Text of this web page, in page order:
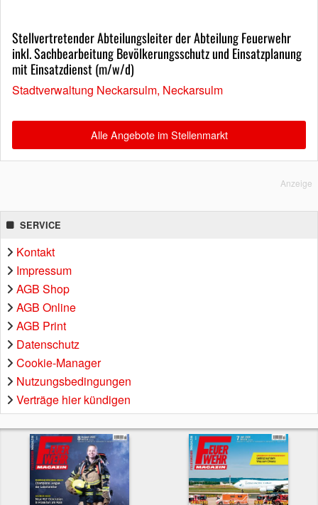
Stellvertretender Abteilungsleiter der Abteilung Feuerwehr
inkl. Sachbearbeitung Bevölkerungsschutz und Einsatzplanung
mit Einsatzdienst (m/w/d)
Stadtverwaltung Neckarsulm, Neckarsulm
Alle Angebote im Stellenmarkt
Anzeige
SERVICE
Kontakt
Impressum
AGB Shop
AGB Online
AGB Print
Datenschutz
Cookie-Manager
Nutzungsbedingungen
Verträge hier kündigen